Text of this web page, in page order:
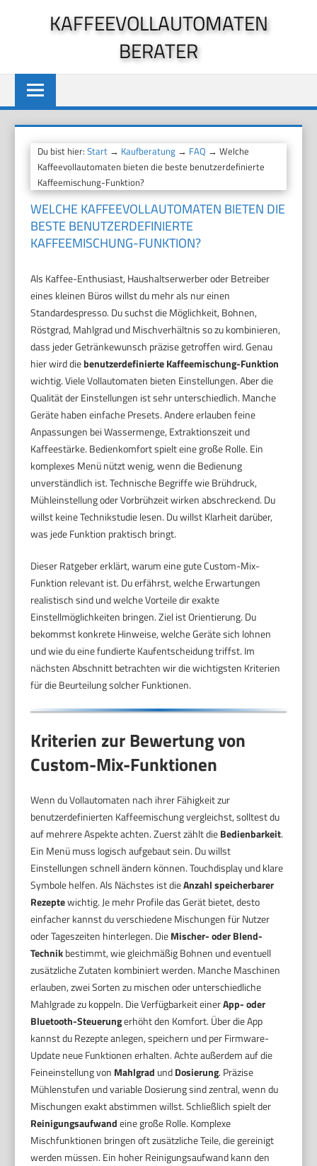
KAFFEEVOLLAUTOMATEN
BERATER
Du bist hier:Start → Kaufberatung → FAQ → Welche
Kaffeevollautomaten bieten die beste benutzerdefinierte
Kaffeemischung-Funktion?
WELCHE KAFFEEVOLLAUTOMATEN BIETEN DIE
BESTE BENUTZERDEFINIERTE
KAFFEEMISCHUNG-FUNKTION?
Als Kaffee-Enthusiast, Haushaltserwerber oder Betreiber
eines kleinen Büros willst du mehr als nur einen
Standardespresso. Du suchst die Möglichkeit, Bohnen,
Röstgrad, Mahlgrad und Mischverhältnis so zu kombinieren,
dass jeder Getränkewunsch präzise getroffen wird. Genau
hier wird diebenutzerdefinierte Kaffeemischung-Funktion
wichtig. Viele Vollautomaten bieten Einstellungen. Aber die
Qualität der Einstellungen ist sehr unterschiedlich. Manche
Geräte haben einfache Presets. Andere erlauben feine
Anpassungen bei Wassermenge, Extraktionszeit und
Kaffeestärke. Bedienkomfort spielt eine große Rolle. Ein
komplexes Menü nützt wenig, wenn die Bedienung
unverständlich ist. Technische Begriffe wie Brühdruck,
Mühleinstellung oder Vorbrühzeit wirken abschreckend. Du
willst keine Technikstudie lesen. Du willst Klarheit darüber,
was jede Funktion praktisch bringt.
Dieser Ratgeber erklärt, warum eine gute Custom-Mix-
Funktion relevant ist. Du erfährst, welche Erwartungen
realistisch sind und welche Vorteile dir exakte
Einstellmöglichkeiten bringen. Ziel ist Orientierung. Du
bekommst konkrete Hinweise, welche Geräte sich lohnen
und wie du eine fundierte Kaufentscheidung triffst. Im
nächsten Abschnitt betrachten wir die wichtigsten Kriterien
für die Beurteilung solcher Funktionen.
Kriterien zur Bewertung von
Custom-Mix-Funktionen
Wenn du Vollautomaten nach ihrer Fähigkeit zur
benutzerdefinierten Kaffeemischung vergleichst, solltest du
auf mehrere Aspekte achten. Zuerst zählt dieBedienbarkeit.
Ein Menü muss logisch aufgebaut sein. Du willst
Einstellungen schnell ändern können. Touchdisplay und klare
Symbole helfen. Als Nächstes ist dieAnzahl speicherbarer
Rezeptewichtig. Je mehr Profile das Gerät bietet, desto
einfacher kannst du verschiedene Mischungen für Nutzer
oder Tageszeiten hinterlegen. DieMischer- oder Blend-
Technikbestimmt, wie gleichmäßig Bohnen und eventuell
zusätzliche Zutaten kombiniert werden. Manche Maschinen
erlauben, zwei Sorten zu mischen oder unterschiedliche
Mahlgrade zu koppeln. Die Verfügbarkeit einerApp- oder
Bluetooth-Steuerungerhöht den Komfort. Über die App
kannst du Rezepte anlegen, speichern und per Firmware-
Update neue Funktionen erhalten. Achte außerdem auf die
Feineinstellung von Mahlgrad undDosierung. Präzise
Mühlenstufen und variable Dosierung sind zentral, wenn du
Mischungen exakt abstimmen willst. Schließlich spielt der
Reinigungsaufwandeine große Rolle. Komplexe
Mischfunktionen bringen oft zusätzliche Teile, die gereinigt
werden müssen. Ein hoher Reinigungsaufwand kann den